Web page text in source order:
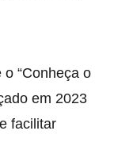
“Conheça o
em 2023
facilitar